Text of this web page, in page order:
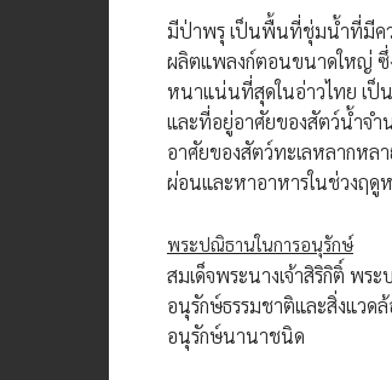
มีป่าพรุ เป็นพื้นที่ชุ่มน้ำที่มีค
ผลิตแพลงก์ตอนขนาดใหญ่ ซึ่
หนาแน่นที่สุดในอ่าวไทย เป็
และที่อยู่อาศัยของสัตว์น้ำจำ
อาศัยของสัตว์ทะเลหลากห
ผ่อนและหาอาหารในช่วงฤดู
พระปณิธานในการอนุรักษ์
สมเด็จพระนางเจ้าสิริกิติ์ พ
อนุรักษ์ธรรมชาติและสิ่งแวด
อนุรักษ์นานาชนิด